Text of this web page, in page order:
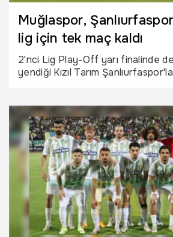
Muğlaspor,
lig için tek maç kaldı
2'nci Lig Play-Off yarı finalinde
yendiği Kızıl Tarım
Muğlaspor büyük coşku yaşadı.